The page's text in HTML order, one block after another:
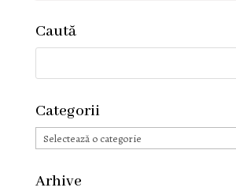
Caută
Categorii
Categorii
Arhive